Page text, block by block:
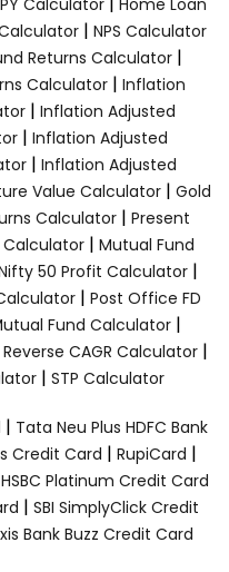
Calculator
Home Loan
| NPS Calculator
Returns Calculator |
Calculator| Inflation
| Inflation Adjusted
| Inflation Adjusted
| Inflation Adjusted
Value Calculator | Gold
Calculator | Present
Calculator | Mutual Fund
50 Profit Calculator|
| Post Office FD
Fund Calculator|
Reverse CAGR Calculator |
| STP Calculator
| Tata Neu Plus HDFC Bank
Credit Card | RupiCard |
HSBC Platinum Credit Card
| SBI SimplyClick Credit
Bank Buzz Credit Card